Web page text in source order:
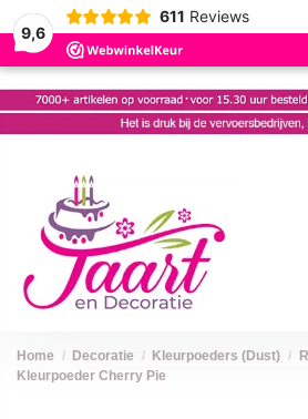
9,6
611 Reviews
Home Decoratie Kleurpoeders (Dust)
Kleurpoeder Cherry Pie